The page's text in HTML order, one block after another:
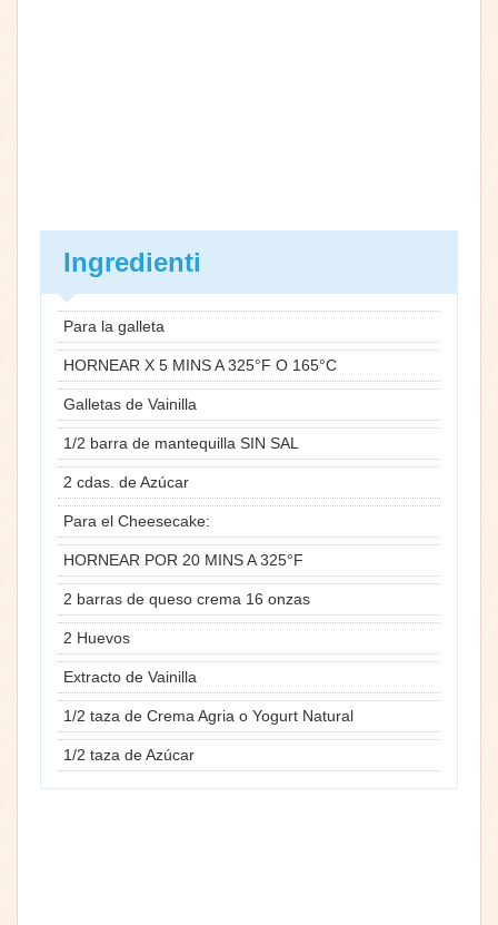
Ingredienti
Para la galleta
HORNEAR X 5 MINS A 325°F O 165°C
Galletas de Vainilla
1/2 barra de mantequilla SIN SAL
2 cdas. de Azúcar
Para el Cheesecake:
HORNEAR POR 20 MINS A 325°F
2 barras de queso crema 16 onzas
2 Huevos
Extracto de Vainilla
1/2 taza de Crema Agria o Yogurt Natural
1/2 taza de Azúcar